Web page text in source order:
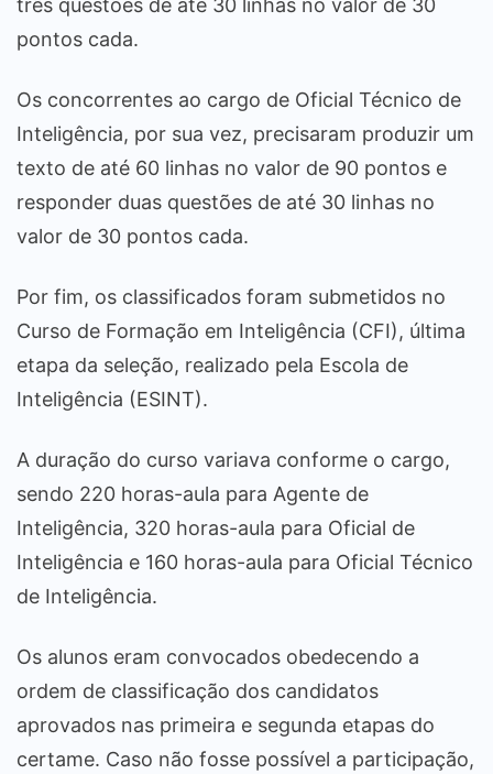
três questões de até 30 linhas no valor de 30
pontos cada.
Os concorrentes ao cargo de Oficial Técnico de
Inteligência, por sua vez, precisaram produzir um
texto de até 60 linhas no valor de 90 pontos e
responder duas questões de até 30 linhas no
valor de 30 pontos cada.
Por fim, os classificados foram submetidos no
Curso de Formação em Inteligência (CFI), última
etapa da seleção, realizado pela Escola de
Inteligência (ESINT).
A duração do curso variava conforme o cargo,
sendo 220 horas-aula para Agente de
Inteligência, 320 horas-aula para Oficial de
Inteligência e 160 horas-aula para Oficial Técnico
de Inteligência.
Os alunos eram convocados obedecendo a
ordem de classificação dos candidatos
aprovados nas primeira e segunda etapas do
certame. Caso não fosse possível a participação,